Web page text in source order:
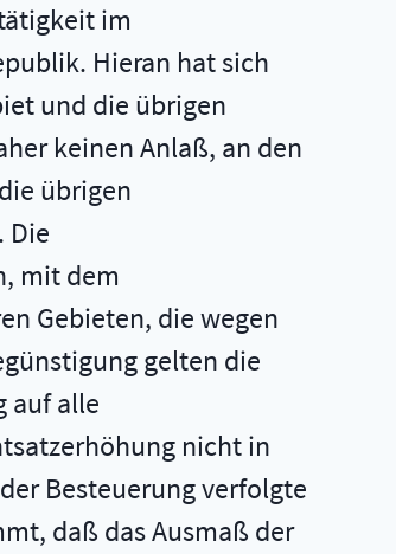
im
Hieran hat sich
und die übrigen
keinen Anlaß, an den
übrigen
Die
mit dem
Gebieten, die wegen
gelten die
auf alle
nicht in
Besteuerung verfolgte
daß das Ausmaß der